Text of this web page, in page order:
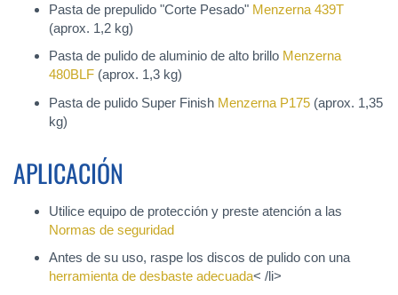
Pasta de prepulido "Corte Pesado" Menzerna 439T
(aprox. 1,2 kg)
Pasta de pulido de aluminio de alto brillo Menzerna
480BLF (aprox. 1,3 kg)
Pasta de pulido Super Finish Menzerna P175 (aprox. 1,35
kg)
APLICACIÓN
Utilice equipo de protección y preste atención a las
Normas de seguridad
Antes de su uso, raspe los discos de pulido con una
herramienta de desbaste adecuada< /li>